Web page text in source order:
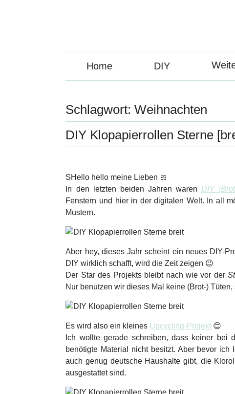
Home DIY
Schlagwort:Weihnachten
DIY Klopapierrollen Sterne
SHello hello meine Lieben 🎀
In den letzten beiden Jahren waren DIY
Fenstern und hier in der digitalen Welt. In all
Mustern.
Aber hey, dieses Jahr scheint ein neues DIY-
DIY wirklich schafft, wird die Zeit zeigen 😉
Der Star des Projekts bleibt nach wie vor der
Nur benutzen wir dieses Mal keine (Brot-)
Es wird also ein kleines Upcycling-Projekt 😊
Ich wollte gerade schreiben, dass keiner bei
benötigte Material nicht besitzt. Aber bevor
auch genug deutsche Haushalte gibt, die
ausgestattet sind.